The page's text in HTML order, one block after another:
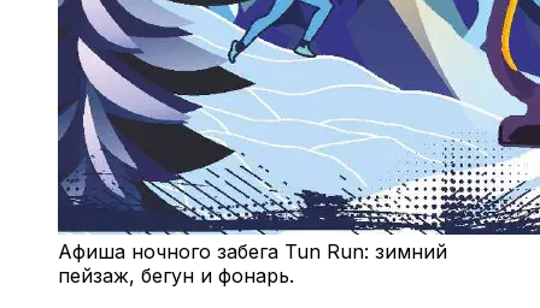
Афиша ночного забега Tun Run: зимний
пейзаж, бегун и фонарь.